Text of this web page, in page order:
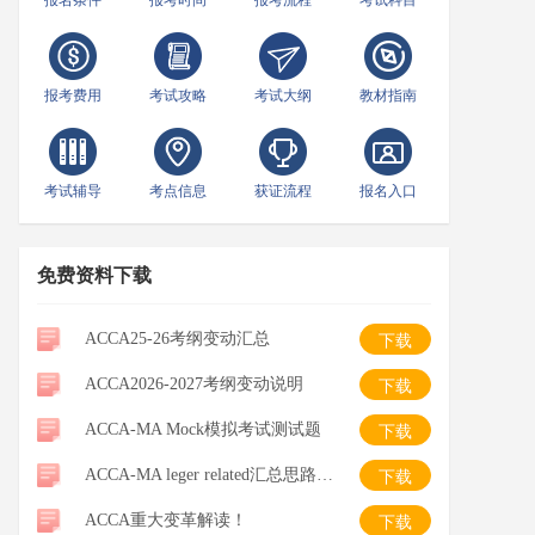
报考费用 考试攻略 考试大纲 教材指南
考试辅导 考点信息 获证流程 报名入口
免费资料下载
ACCA25-26考纲变动汇总 下载
ACCA2026-2027考纲变动说明 下载
ACCA-MA Mock模拟考试测试题 下载
ACCA-MA leger related汇总思路整理-笔记 下载
ACCA重大变革解读！ 下载